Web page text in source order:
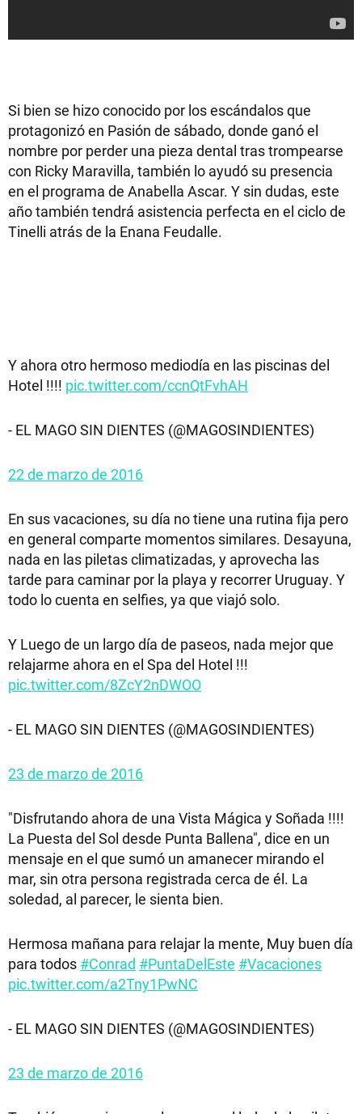
Si bien se hizo conocido por los escándalos que
protagonizó en Pasión de sábado, donde ganó el
nombre por perder una pieza dental tras trompearse
con Ricky Maravilla, también lo ayudó su presencia
en el programa de Anabella Ascar. Y sin dudas, este
año también tendrá asistencia perfecta en el ciclo de
Tinelli atrás de la Enana Feudalle.
Y ahora otro hermoso mediodía en las piscinas del
Hotel !!!! pic.twitter.com/ccnQtFvhAH
- EL MAGO SIN DIENTES (@MAGOSINDIENTES)
22 de marzo de 2016
En sus vacaciones, su día no tiene una rutina fija pero
en general comparte momentos similares. Desayuna,
nada en las piletas climatizadas, y aprovecha las
tarde para caminar por la playa y recorrer Uruguay. Y
todo lo cuenta en selfies, ya que viajó solo.
Y Luego de un largo día de paseos, nada mejor que
relajarme ahora en el Spa del Hotel !!!
pic.twitter.com/8ZcY2nDWOO
- EL MAGO SIN DIENTES (@MAGOSINDIENTES)
23 de marzo de 2016
"Disfrutando ahora de una Vista Mágica y Soñada !!!!
La Puesta del Sol desde Punta Ballena", dice en un
mensaje en el que sumó un amanecer mirando el
mar, sin otra persona registrada cerca de él. La
soledad, al parecer, le sienta bien.
Hermosa mañana para relajar la mente, Muy buen día
para todos #Conrad #PuntaDelEste #Vacaciones
pic.twitter.com/a2Tny1PwNC
- EL MAGO SIN DIENTES (@MAGOSINDIENTES)
23 de marzo de 2016